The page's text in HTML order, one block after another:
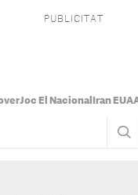
Joc El Nacional Iran EUA